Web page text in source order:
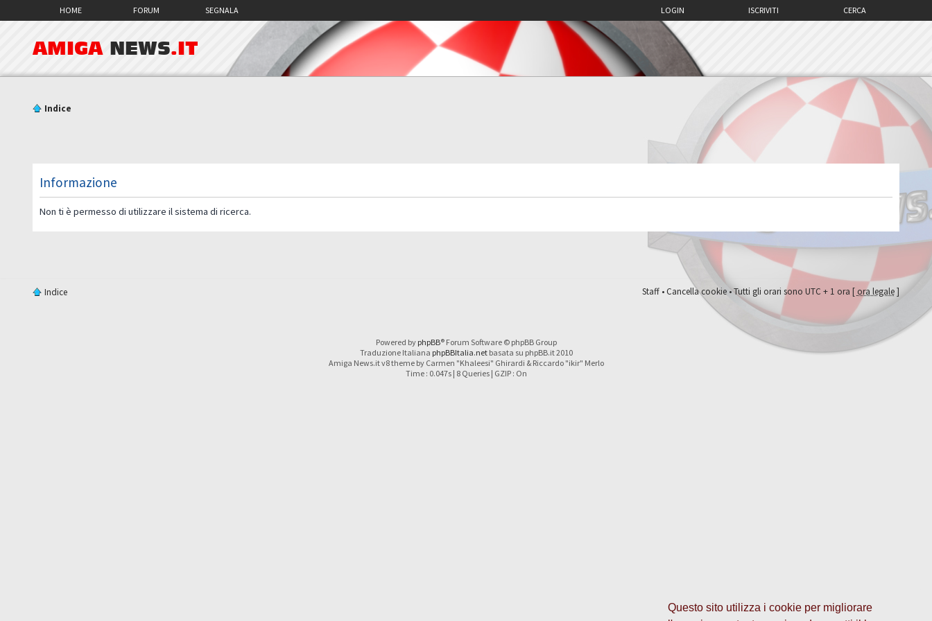
Questo sito utilizza i cookie per migliorare
HOME FORUM SEGNALA CERCA
ISCRIVITI
LOGIN
AMIGA NEWS.IT
Indice
Informazione
Non ti è permesso di utilizzare il sistema di ricerca.
Indice Staff•Cancella cookie• Tutti gli orari sono UTC + 1 ora [ ora legale]
Powered by phpBB® Forum Software © phpBB Group
Traduzione Italiana phpBBItalia.netbasata su phpBB.it 2010
Amiga News.it v8 theme by Carmen "Khaleesi" Ghirardi & Riccardo "ikir" Merlo
Time : 0.047s | 8 Queries | GZIP : On